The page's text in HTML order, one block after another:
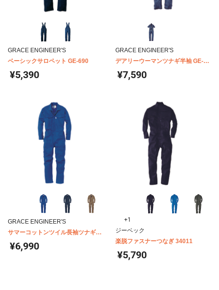
GRACE ENGINEER'S
ベーシックサロペット GE-690
¥5,390
GRACE ENGINEER'S
デアリーウーマンツナギ半袖 GE-
656
¥7,590
GRACE ENGINEER'S
サマーコットンツイル長袖ツナギ
GE-227
¥6,990
+1
ジーベック
楽脱ファスナーつなぎ 34011
¥5,790